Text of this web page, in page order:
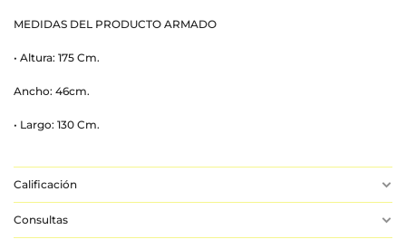
MEDIDAS DEL PRODUCTO ARMADO
• Altura: 175 Cm.
Ancho: 46cm.
• Largo: 130 Cm.
Calificación
Aún No Hay Reseñas
Consultas